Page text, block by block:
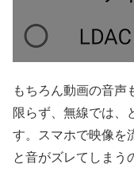
もちろん動画の音声
限らず、無線では、
す。スマホで映像を
と音がズレてしまう